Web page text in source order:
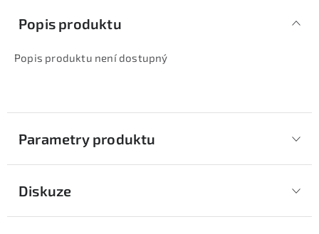
Popis produktu
Popis produktu není dostupný
Parametry produktu
Diskuze